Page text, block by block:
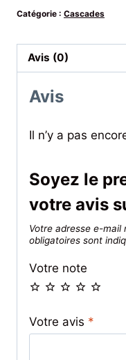
Catégorie : Cascades
Avis (0)
Avis
Il n’y a pas
Soyez le
votre avis
Votre adresse e-mail
obligatoires sont
Votre note
Votre avis *